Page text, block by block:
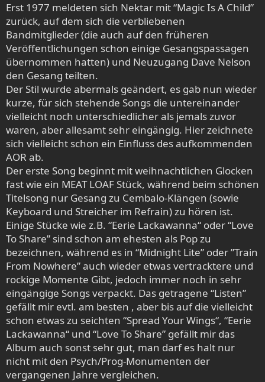
Erst 1977 meldeten sich Nektar mit “Magic Is A Child”
zurück, auf dem sich die verbliebenen
Bandmitglieder (die auch auf den früheren
Veröffentlichungen schon einige Gesangspassagen
übernommen hatten) und Neuzugang Dave Nelson
den Gesang teilten.
Der Stil wurde abermals geändert, es gab nun wieder
kurze, für sich stehende Songs die untereinander
vielleicht noch unterschiedlicher als jemals zuvor
waren, aber allesamt sehr eingängig. Hier zeichnete
sich vielleicht schon ein Einfluss des aufkommenden
AOR ab.
Der erste Song beginnt mit weihnachtlichen Glocken
fast wie ein MEAT LOAF Stück, während beim schönen
Titelsong nur Gesang zu Cembalo-Klängen (sowie
Keyboard und Streicher im Refrain) zu hören ist.
Einige Stücke wie z.B. “Eerie Lackawanna“ oder “Love
To Share” sind schon am ehesten als Pop zu
bezeichnen, während es in “Midnight Lite” oder ”Train
From Nowhere” auch wieder etwas vertracktere und
rockige Momente Gibt, jedoch immer noch in sehr
eingängige Songs verpackt. Das getragene “Listen”
gefällt mir evtl. am besten , aber bis auf die vielleicht
schon etwas zu seichten “Spread Your Wings“, “Eerie
Lackawanna“ und “Love To Share” gefällt mir das
Album auch sonst sehr gut, man darf es halt nur
nicht mit den Psych/Prog-Monumenten der
vergangenen Jahre vergleichen.